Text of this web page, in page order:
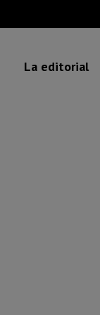
La editorial